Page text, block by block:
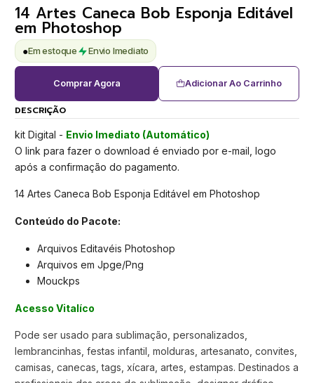
14 Artes Caneca Bob Esponja Editável
em Photoshop
●Em estoque Envio Imediato
Adicionar Ao Carrinho
Comprar Agora
DESCRIÇÃO
kit Digital - Envio Imediato (Automático)
O link para fazer o download é enviado por e-mail, logo
após a confirmação do pagamento.
14 Artes Caneca Bob Esponja Editável em Photoshop
Conteúdo do Pacote:
Arquivos Editavéis Photoshop
Arquivos em Jpge/Png
Mouckps
Acesso Vitalíco
Pode ser usado para sublimação, personalizados,
lembrancinhas, festas infantil, molduras, artesanato, convites,
camisas, canecas, tags, xícara, artes, estampas. Destinados a